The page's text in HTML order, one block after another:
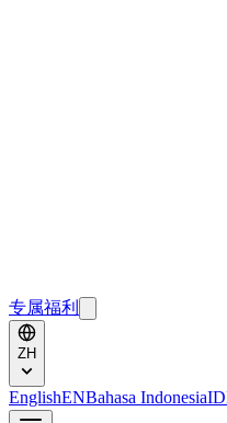
专属福利
ZH
EnglishENBahasa IndonesiaID